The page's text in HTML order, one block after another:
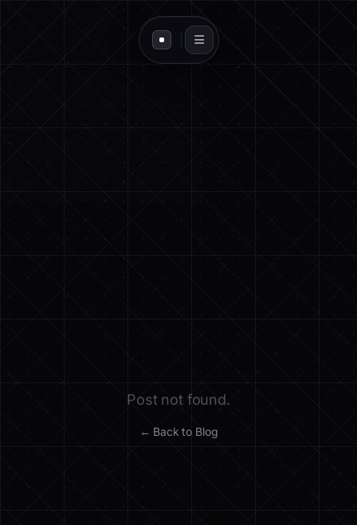
Post not found.
← Back to Blog